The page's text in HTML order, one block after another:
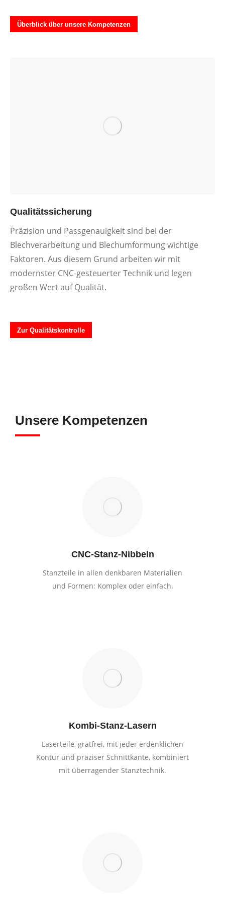
Überblick über unsere Kompetenzen
Qualitätssicherung
Präzision und Passgenauigkeit sind bei der
Blechverarbeitung und Blechumformung wichtige
Faktoren. Aus diesem Grund arbeiten wir mit
modernster CNC-gesteuerter Technik und legen
großen Wert auf Qualität.
Zur Qualitätskontrolle
Unsere Kompetenzen
CNC-Stanz-Nibbeln
Stanzteile in allen denkbaren Materialien
und Formen: Komplex oder einfach.
Kombi-Stanz-Lasern
Laserteile, gratfrei, mit jeder erdenklichen
Kontur und präziser Schnittkante, kombiniert
mit überragender Stanztechnik.